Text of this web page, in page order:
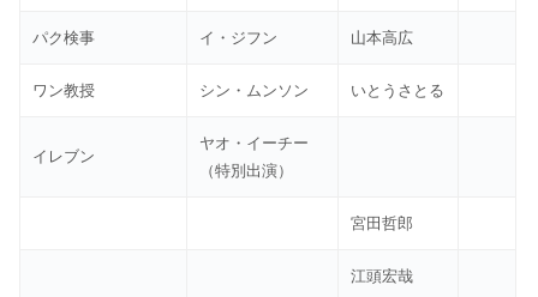
パク検事 イ・ジフン 山本高広
ワン教授 シン・ムンソン いとうさとる
イレブン
ヤオ・イーチー
（特別出演）
宮田哲郎
江頭宏哉